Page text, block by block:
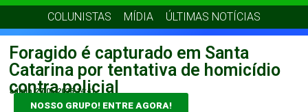
COLUNISTAS MÍDIA ÚLTIMAS NOTÍCIAS
Foragido é capturado em Santa
Catarina por tentativa de homicídio
contra policial
admin 27/05/2026 14:41
NOSSO GRUPO! ENTRE AGORA!